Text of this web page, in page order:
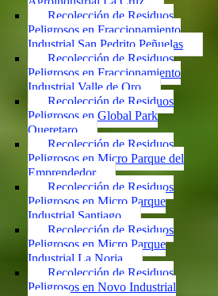
Recolección de Residuos
Peligrosos en Fraccionamiento
Industrial San Pedrito Peñuelas
Recolección de Residuos
Peligrosos en Fraccionamiento
Industrial Valle de Oro
Recolección de Residuos
Peligrosos en Global Park
Queretaro
Recolección de Residuos
Peligrosos en Micro Parque del
Emprendedor
Recolección de Residuos
Peligrosos en Micro Parque
Industrial Santiago
Recolección de Residuos
Peligrosos en Micro Parque
Industrial La Noria
Recolección de Residuos
Peligrosos en Novo Industrial